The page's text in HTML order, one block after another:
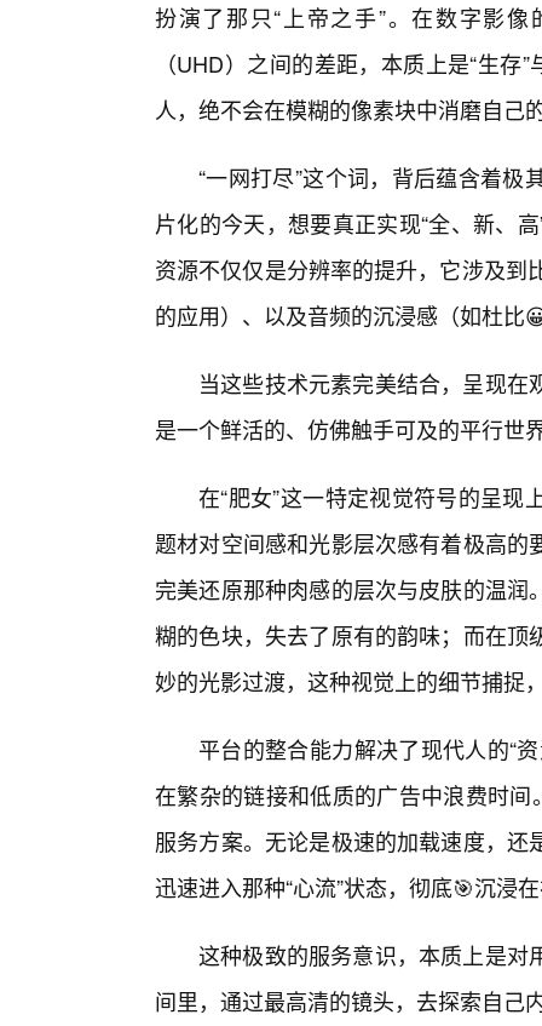
扮演了那只“上帝之手”。在数字影
（UHD）之间的差距，本质上是“生存
人，绝不会在模糊的像素块中消磨自己
“一网打尽”这个词，背后蕴含着
片化的今天，想要真正实现“全、新、
资源不仅仅是分辨率的提升，它涉及
的应用）、以及音频的沉浸感（如杜比
当这些技术元素完美结合，呈现
是一个鲜活的、仿佛触手可及的平行世
在“肥女”这一特定视觉符号的呈
题材对空间感和光影层次感有着极高
完美还原那种肉感的层次与皮肤的温
糊的色块，失去了原有的韵味；而在
妙的光影过渡，这种视觉上的细节捕捉
平台的整合能力解决了现代人的“
在繁杂的链接和低质的广告中浪费时
服务方案。无论是极速的加载速度，
迅速进入那种“心流”状态，彻底🎯沉浸
这种极致的服务意识，本质上是对
间里，通过最高清的镜头，去探索自己